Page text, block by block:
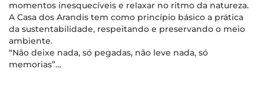
momentos inesquecíveis e relaxar no ritmo da natureza.
A Casa dos Arandis tem como princípio básico a prática
da sustentabilidade, respeitando e preservando o meio
ambiente.
“Não deixe nada, só pegadas, não leve nada, só
memorias”…